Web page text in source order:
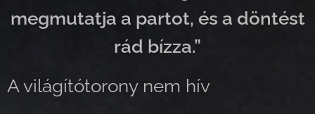
megmutatja a partot, és a döntést
rád bízza.”
A világítótorony nem hív